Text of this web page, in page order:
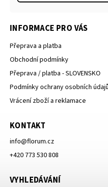
INFORMACE PRO VÁS
Přeprava a platba
Obchodní podmínky
Přeprava / platba - SLOVENSKO
Podmínky ochrany osobních údajů
Vrácení zboží a reklamace
KONTAKT
info@florum.cz
+420 773 530 808
VYHLEDÁVÁNÍ